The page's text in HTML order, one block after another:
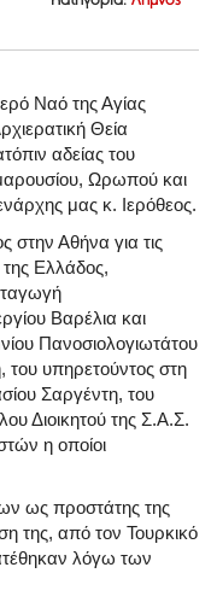
Ναό της Αγίας
Θεία
αδείας του
Ωρωπού και
μας κ. Ιερόθεος.
στην Αθήνα για τις
της Ελλάδος,
Βαρέλια και
Πανοσιολογιωτάτου
υπηρετούντος στη
Σαργέντη, του
Διοικητού της Σ.Α.Σ.
η οποίοι
ως προστάτης της
της, από τον Τουρκικό
λόγω των